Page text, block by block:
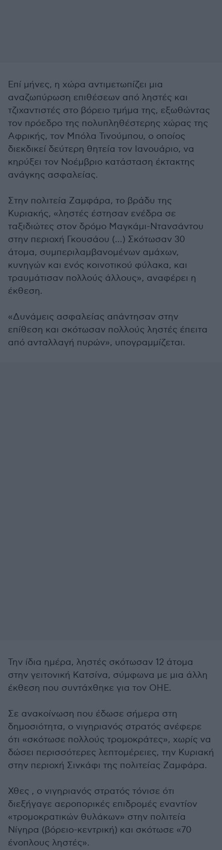
Επί μήνες, η χώρα αντιμετωπίζει μια
αναζωπύρωση επιθέσεων από ληστές και
τζιχαντιστές στο βόρειο τμήμα της, εξωθώντας
τον πρόεδρο της πολυπληθέστερης χώρας της
Αφρικής, τον Μπόλα Τινούμπου, ο οποίος
διεκδικεί δεύτερη θητεία τον Ιανουάριο, να
κηρύξει τον Νοέμβριο κατάσταση έκτακτης
ανάγκης ασφαλείας.
Στην πολιτεία Ζαμφάρα, το βράδυ της
Κυριακής, «ληστές έστησαν ενέδρα σε
ταξιδιώτες στον δρόμο Μαγκάμι-Ντανσάντου
στην περιοχή Γκουσάου (...) Σκότωσαν 30
άτομα, συμπεριλαμβανομένων αμάχων,
κυνηγών και ενός κοινοτικού φύλακα, και
τραυμάτισαν πολλούς άλλους», αναφέρει η
έκθεση.
«Δυνάμεις ασφαλείας απάντησαν στην
επίθεση και σκότωσαν πολλούς ληστές έπειτα
από ανταλλαγή πυρών», υπογραμμίζεται.
Την ίδια ημέρα, ληστές σκότωσαν 12 άτομα
στην γειτονική Κατσίνα, σύμφωνα με μια άλλη
έκθεση που συντάχθηκε για τον ΟΗΕ.
Σε ανακοίνωση που έδωσε σήμερα στη
δημοσιότητα, ο νιγηριανός στρατός ανέφερε
ότι «σκότωσε πολλούς τρομοκράτες», χωρίς να
δώσει περισσότερες λεπτομέρειες, την Κυριακή
στην περιοχή Σινκάφι της πολιτείας Ζαμφάρα.
Χθες , ο νιγηριανός στρατός τόνισε ότι
διεξήγαγε αεροπορικές επιδρομές εναντίον
«τρομοκρατικών θυλάκων» στην πολιτεία
Νίγηρα (βόρειο-κεντρική) και σκότωσε «70
ένοπλους ληστές».